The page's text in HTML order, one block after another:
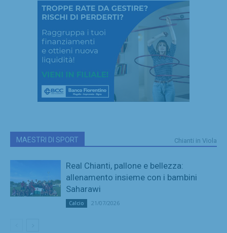
MAESTRI DI SPORT Chianti in Viola
Real Chianti, pallone e bellezza:
allenamento insieme con i bambini
Saharawi
Calcio 21/07/2026